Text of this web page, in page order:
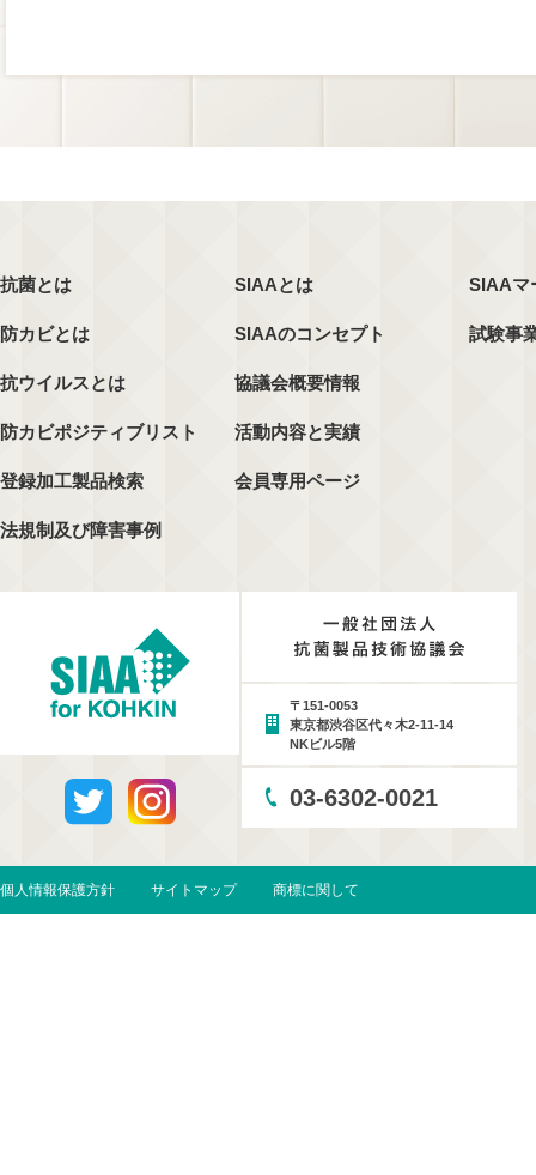
抗菌とは
防カビとは
抗ウイルスとは
防カビポジティブリスト
登録加工製品検索
法規制及び障害事例
SIAAとは
SIAAのコンセプト
協議会概要情報
活動内容と実績
会員専用ページ
SIAAマ
試験事
〒151-0053
東京都渋谷区代々木2-11-14
NKビル5階
03-6302-0021
個人情報保護方針 サイトマップ 商標に関して